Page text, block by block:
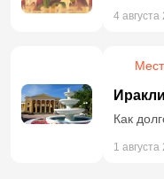
4
Как
1